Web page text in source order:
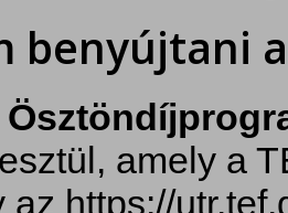
benyújtani
amely a
az https://